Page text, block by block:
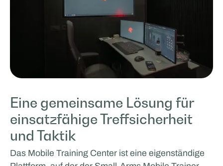
Eine gemeinsame Lösung für
einsatzfähige Treffsicherheit
und Taktik
Das Mobile Training Center ist eine eigenständige